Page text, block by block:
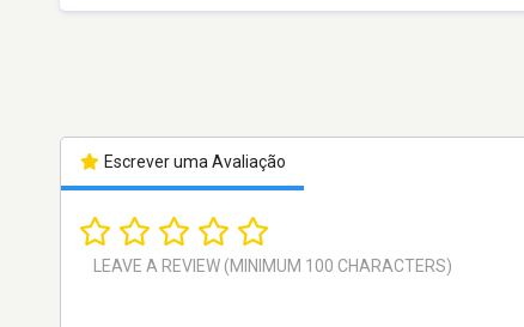
Escrever uma Avaliação